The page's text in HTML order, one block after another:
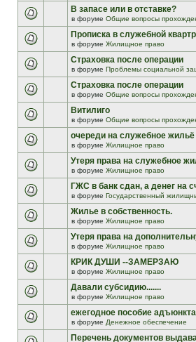
В запасе или в отставке?
в форуме Общие вопросы
Прописка в служебной
в форуме Жилищное право
Страховка после операции
в форуме Проблемы социальной
Страховка после операции
в форуме Общие вопросы
Витилиго
в форуме Общие вопросы
очереди на служебное жильё
в форуме Жилищное право
Утеря права на служебное
в форуме Жилищное право
ГЖС в банк сдан, а денег на
в форуме Государственный
Жилье в собственность.
в форуме Жилищное право
Утеря права на
в форуме Жилищное право
КРИК ДУШИ --ЗАМЕРЗАЮ
в форуме Жилищное право
Давали субсидию.......
в форуме Жилищное право
ежегодное пособие
в форуме Денежное обеспечение
Перечень документов